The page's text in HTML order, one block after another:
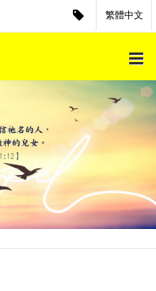
繁體中文